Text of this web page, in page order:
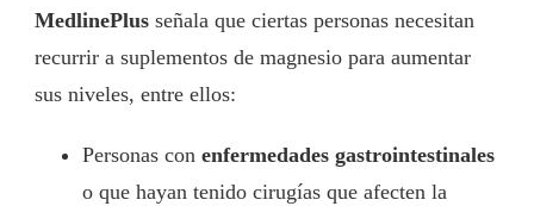
MedlinePlus señala que ciertas personas necesitan
recurrir a suplementos de magnesio para aumentar
sus niveles, entre ellos:
Personas con enfermedades gastrointestinales
o que hayan tenido cirugías que afecten la